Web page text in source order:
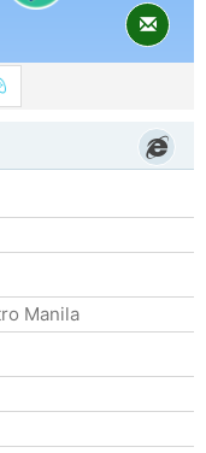
Manila